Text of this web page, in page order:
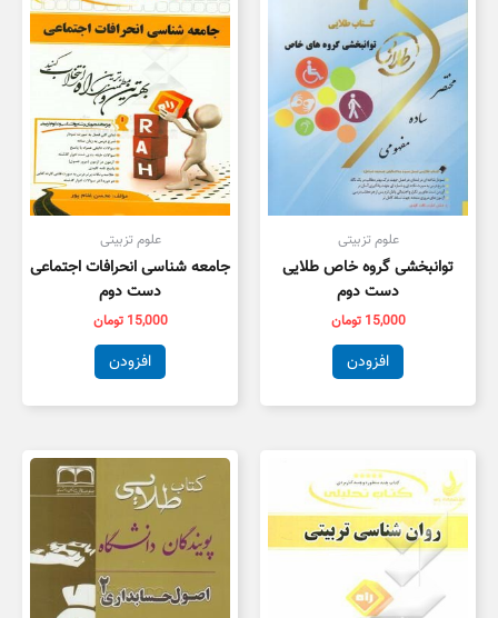
علوم تزبیتی
توانبخشی گروه خاص طلایی
دست دوم
15,000 تومان
افزودن
علوم تزبیتی
جامعه شناسی انحرافات اجتماعی
دست دوم
15,000 تومان
افزودن